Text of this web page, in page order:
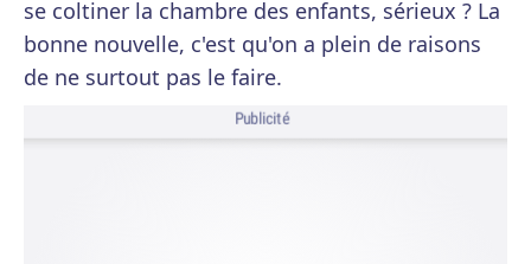
se coltiner la chambre des enfants, sérieux ? La
bonne nouvelle, c'est qu'on a plein de raisons
de ne surtout pas le faire.
Publicité